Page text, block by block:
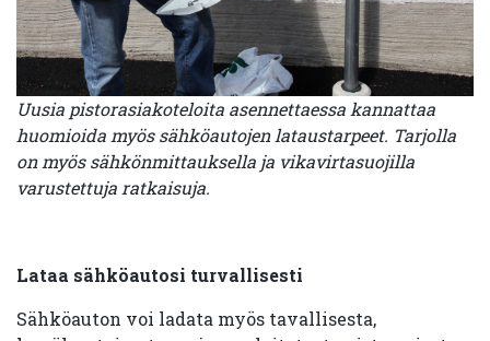
Uusia pistorasiakoteloita asennettaessa kannattaa
huomioida myös sähköautojen lataustarpeet. Tarjolla
on myös sähkönmittauksella ja vikavirtasuojilla
varustettuja ratkaisuja.
Lataa sähköautosi turvallisesti
Sähköauton voi ladata myös tavallisesta,